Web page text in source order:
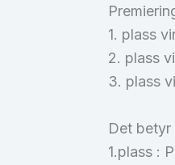
1. plass
2. plass
3. plass
Det betyr
1.plass :